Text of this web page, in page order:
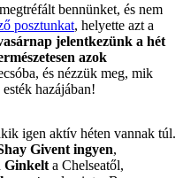
bennünket, és nem
posztunkat, helyette azt a
jelentkezünk a hét
azok
és nézzük meg, mik
hazájában!
igen aktív héten vannak túl.
Givent ingyen,
Ginkelt a Chelseatől,